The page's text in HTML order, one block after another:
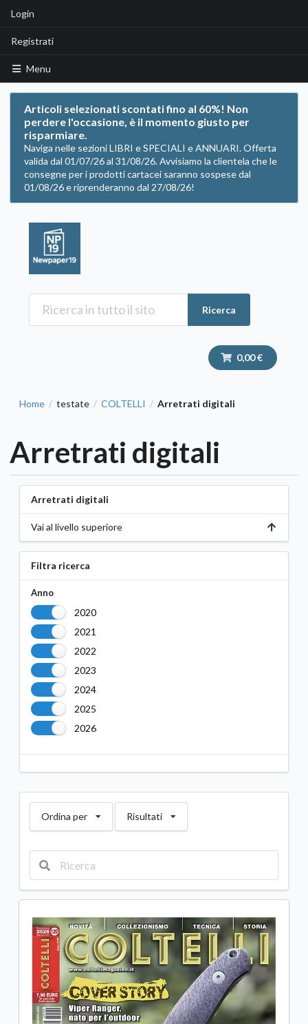
Login
Registrati
Menu
Articoli selezionati scontati fino al 60%! Non
perdere l'occasione, è il momento giusto per
risparmiare.
Naviga nelle sezioni LIBRI e SPECIALI e ANNUARI. Offerta
valida dal 01/07/26 al 31/08/26. Avvisiamo la clientela che le
consegne per i prodotti cartacei saranno sospese dal
01/08/26 e riprenderanno dal 27/08/26!
Ricerca
0,00 €
Home / testate / COLTELLI / Arretrati digitali
Arretrati digitali
Arretrati digitali
Vai al livello superiore
Filtra ricerca
Anno
2020
2021
2022
2023
2024
2025
2026
Ordina per Risultati